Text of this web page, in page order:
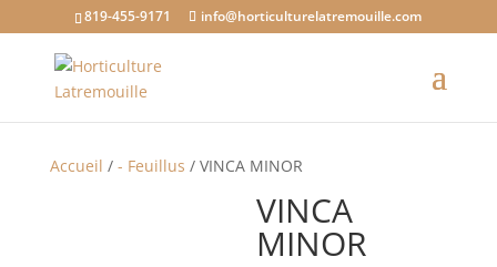
819-455-9171 info@horticulturelatremouille.com
Accueil / - Feuillus / VINCA MINOR
VINCA
MINOR